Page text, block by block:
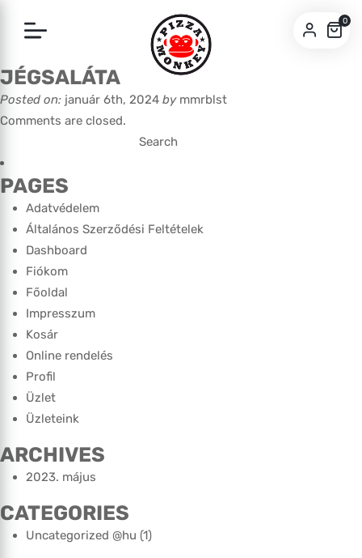
0
JÉGSALÁTA
Posted on: január 6th, 2024 bymmrblst
Comments are closed.
for:
PAGES
Adatvédelem
Általános Szerződési Feltételek
Dashboard
Fiókom
Főoldal
Impresszum
Kosár
Online rendelés
Profil
Üzlet
Üzleteink
ARCHIVES
2023. május
CATEGORIES
Uncategorized @hu (1)